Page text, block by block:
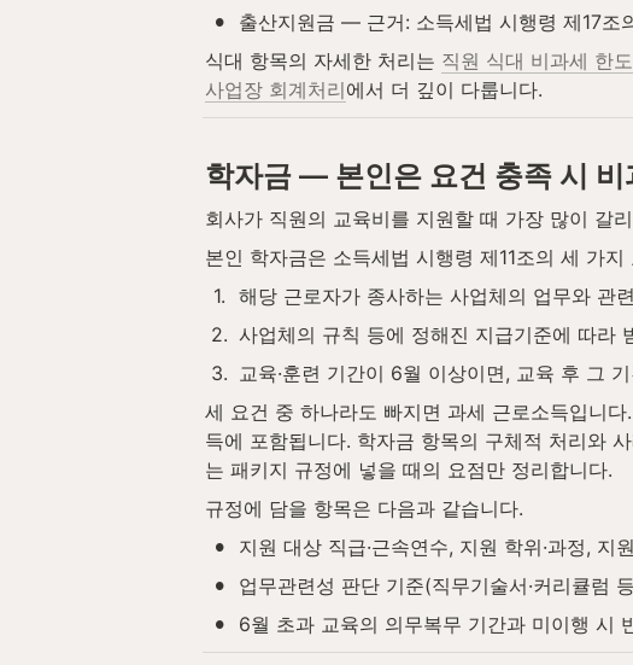
•
출산지원금 — 근거: 소득세법 시행령 제17조
식대 항목의 자세한 처리는 직원 식대 비과세 한
사업장 회계처리에서 더 깊이 다룹니다.
학자금 — 본인은 요건 충족 시 비
회사가 직원의 교육비를 지원할 때 가장 많이 갈
본인 학자금은 소득세법 시행령 제11조의 세 가
1. 해당 근로자가 종사하는 사업체의 업무와 관
2. 사업체의 규칙 등에 정해진 지급기준에 따라
3. 교육·훈련 기간이 6월 이상이면, 교육 후 그
세 요건 중 하나라도 빠지면 과세 근로소득입니
득에 포함됩니다. 학자금 항목의 구체적 처리와
는 패키지 규정에 넣을 때의 요점만 정리합니다.
규정에 담을 항목은 다음과 같습니다.
• 지원 대상 직급·근속연수, 지원 학위·과정, 지
• 업무관련성 판단 기준(직무기술서·커리큘럼
• 6월 초과 교육의 의무복무 기간과 미이행 시